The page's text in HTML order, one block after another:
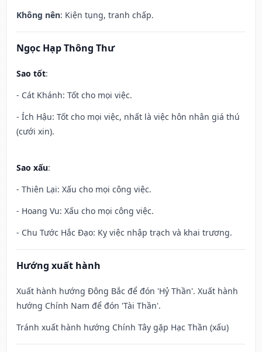
Không nên: Kiện tụng, tranh chấp.
Ngọc Hạp Thông Thư
Sao tốt:
- Cát Khánh: Tốt cho mọi việc.
- Ích Hậu: Tốt cho mọi việc, nhất là việc hôn nhân giá thú
(cưới xin).
Sao xấu:
- Thiên Lại: Xấu cho mọi công việc.
- Hoang Vu: Xấu cho mọi công việc.
- Chu Tước Hắc Đạo: Kỵ việc nhập trạch và khai trương.
Hướng xuất hành
Xuất hành hướng Đông Bắc để đón 'Hỷ Thần'. Xuất hành
hướng Chính Nam để đón 'Tài Thần'.
Tránh xuất hành hướng Chính Tây gặp Hạc Thần (xấu)